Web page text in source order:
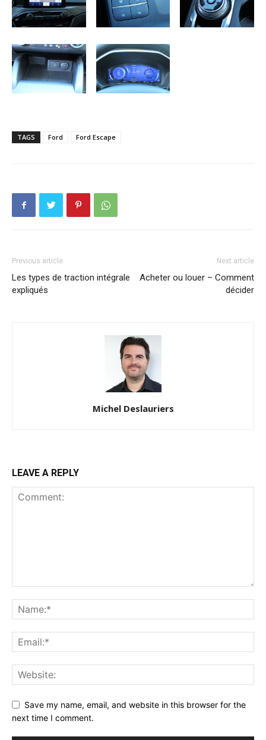
TAGS Ford Ford Escape
Previous article
Les types de traction intégrale
expliqués
Next article
Acheter ou louer – Comment
décider
Michel Deslauriers
LEAVE A REPLY
Save my name, email, and website in this browser for the
next time I comment.